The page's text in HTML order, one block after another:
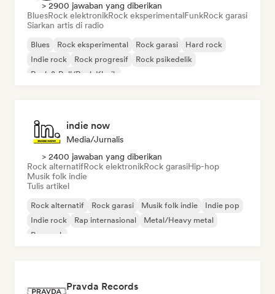
> 2900 jawaban yang diberikan
BluesRock elektronikRock eksperimentalFunkRock garasi
Siarkan artis di radio
Blues Rock eksperimental Rock garasi
Hard rock
Indie rock
Rock progresif
Rock psikedelik
Rock & Roll/Rock Klasik
indie now
Media/Jurnalis
> 2400 jawaban yang diberikan
Rock alternatifRock elektronikRock garasiHip-hop
Musik folk indie
Tulis artikel
Rock alternatif Rock garasi Musik folk indie
Indie pop
Indie rock
Rap internasional
Metal/Heavy metal
Pop rock
Pravda Records